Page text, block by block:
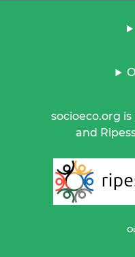
socioeco.org
and